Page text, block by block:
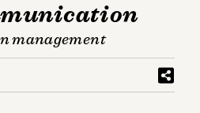
management